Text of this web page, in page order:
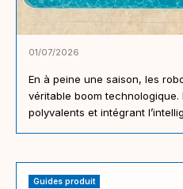
01/07/2026
En à peine une saison, les
véritable boom
polyvalents et intégrant
Guides produit